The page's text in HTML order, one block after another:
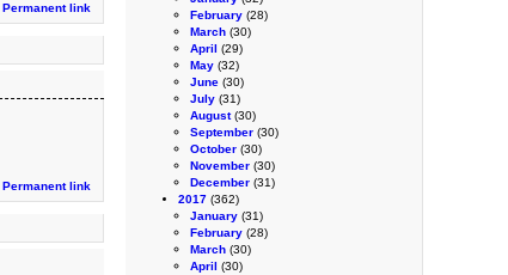
February (28)
March (30)
April (29)
May (32)
June (30)
July (31)
August(30)
September (30)
October (30)
November (30)
December (31)
2017 (362)
January (31)
February (28)
March (30)
April (30)
Permanent link
Permanent link